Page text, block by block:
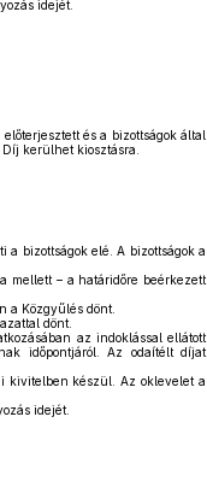
idejét.
és a bizottságok által
kerülhet kiosztásra.
bizottságok elé. A bizottságok a
mellett – a határidőre beérkezett
a Közgyűlés dönt.
dönt.
az indoklással ellátott
időpontjáról. Az odaítélt díjat
kivitelben készül. Az oklevelet a
idejét.